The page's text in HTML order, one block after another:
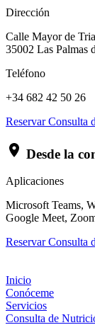
Dirección
Calle Mayor de
35002 Las Palmas
Teléfono
+34 682 42 50 26
Reservar Consulta
Desde la
Aplicaciones
Microsoft Teams,
Google Meet,
Reservar Consulta
Inicio
Conóceme
Servicios
Consulta de